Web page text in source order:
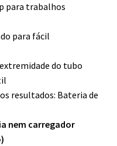
para trabalhos
para fácil
do tubo
resultados: Bateria de
nem carregador